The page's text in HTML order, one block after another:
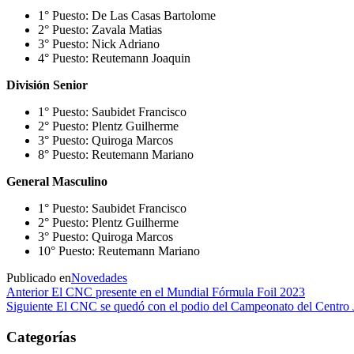
1° Puesto: De Las Casas Bartolome
2° Puesto: Zavala Matias
3° Puesto: Nick Adriano
4° Puesto: Reutemann Joaquin
División Senior
1° Puesto: Saubidet Francisco
2° Puesto: Plentz Guilherme
3° Puesto: Quiroga Marcos
8° Puesto: Reutemann Mariano
General Masculino
1° Puesto: Saubidet Francisco
2° Puesto: Plentz Guilherme
3° Puesto: Quiroga Marcos
10° Puesto: Reutemann Mariano
Publicado enNovedades
Navegación
de
entradas
Entrada
anterior
Anterior El CNC presente en el Mundial Fórmula Foil 2023
Entrada
Siguiente El CNC se quedó con el podio del Campeonato del Centro
Categorías